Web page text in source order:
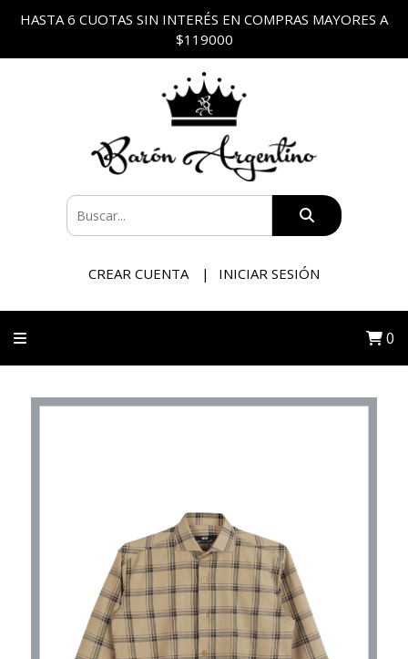
HASTA 6 CUOTAS SIN INTERÉS EN COMPRAS MAYORES A
$119000
CREAR CUENTA INICIAR SESIÓN
0